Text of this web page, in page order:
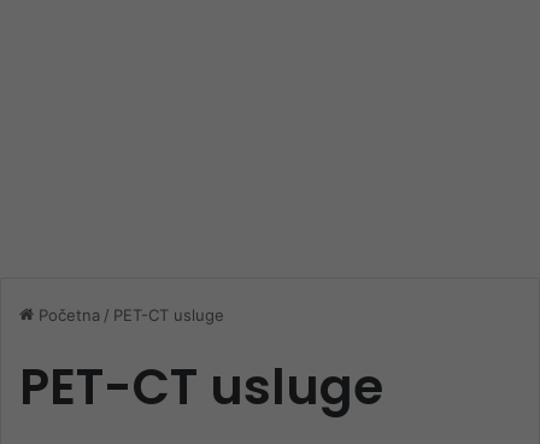
Početna / PET-CT usluge
PET-CT usluge